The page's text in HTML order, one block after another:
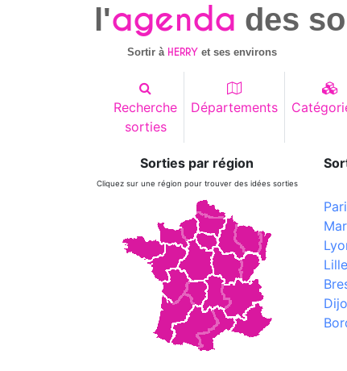
l'agenda des
Sortir à HERRY et ses environs
Recherche
sorties
Départements
Sorties par région
Cliquez sur une région pour trouver des idées sorties
Lille